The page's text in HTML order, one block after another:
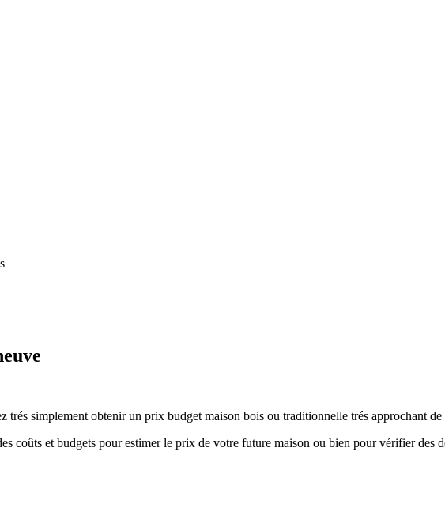
simplement obtenir un prix budget maison bois ou traditionnelle trés approchant
coûts et budgets pour estimer le prix de votre future maison ou bien pour vérifier des